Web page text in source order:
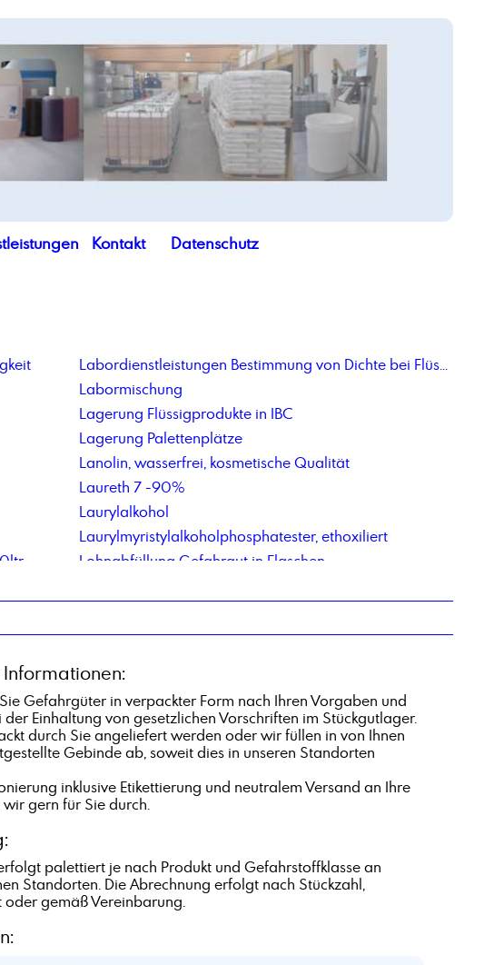
Kontakt Datenschutz
Labordienstleistungen Bestimmung von Dichte bei Flüssigkeiten
Labormischung
Lagerung Flüssigprodukte in IBC
Lagerung Palettenplätze
Lanolin, wasserfrei, kosmetische Qualität
Laureth 7 -90%
Laurylalkohol
Laurylmyristylalkoholphosphatester, ethoxiliert
Lohnabfüllung Gefahrgut in Flaschen
Lohnherstellung von Emulgatoren
Lohnherstellung von wässrigen Produkten
Gefahrgüter in verpackter Form nach Ihren Vorgaben und
Einhaltung von gesetzlichen Vorschriften im Stückgutlager.
durch Sie angeliefert werden oder wir füllen in von Ihnen
Gebinde ab, soweit dies in unseren Standorten
inklusive Etikettierung und neutralem Versand an Ihre
gern für Sie durch.
palettiert je nach Produkt und Gefahrstoffklasse an
Standorten. Die Abrechnung erfolgt nach Stückzahl,
oder gemäß Vereinbarung.